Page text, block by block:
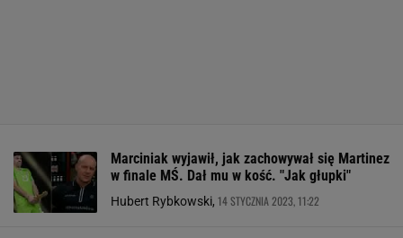
Marciniak wyjawił, jak zachowywał się Martinez
w finale MŚ. Dał mu w kość. "Jak głupki"
Hubert Rybkowski, 14 STYCZNIA 2023, 11:22